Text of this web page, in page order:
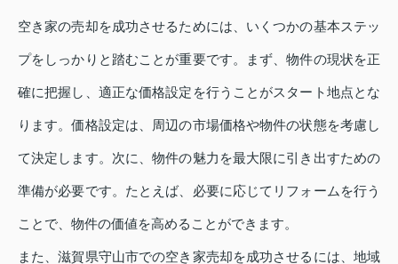
空き家の売却を成功させるためには、いくつかの基本ステッ
プをしっかりと踏むことが重要です。まず、物件の現状を正
確に把握し、適正な価格設定を行うことがスタート地点とな
ります。価格設定は、周辺の市場価格や物件の状態を考慮し
て決定します。次に、物件の魅力を最大限に引き出すための
準備が必要です。たとえば、必要に応じてリフォームを行う
ことで、物件の価値を高めることができます。
また、滋賀県守山市での空き家売却を成功させるには、地域